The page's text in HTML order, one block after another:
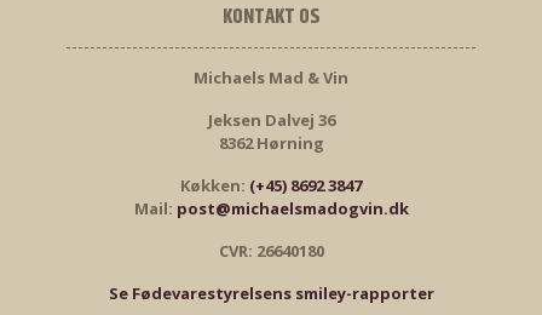
KONTAKT OS
Michaels Mad & Vin
Jeksen Dalvej 36
8362 Hørning
Køkken: (+45) 8692 3847
Mail: post@michaelsmadogvin.dk
CVR: 26640180
Se Fødevarestyrelsens smiley-rapporter